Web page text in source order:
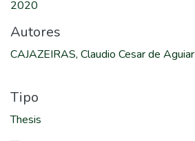
2020
Autores
CAJAZEIRAS, Claudio Cesar de Aguiar
Tipo
Thesis